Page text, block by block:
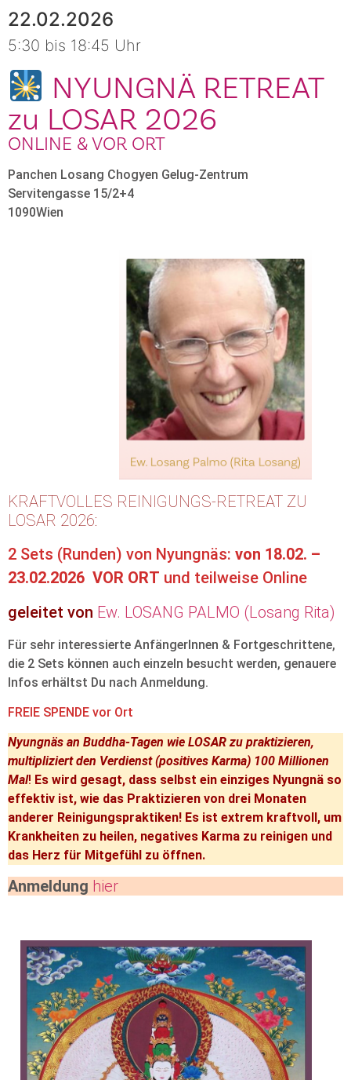
22.02.2026
5:30 bis 18:45 Uhr
NYUNGNÄ RETREAT
zu LOSAR 2026
ONLINE & VOR ORT
Panchen Losang Chogyen Gelug-Zentrum
Servitengasse 15/2+4
1090Wien
KRAFTVOLLES REINIGUNGS-RETREAT ZU
LOSAR 2026:
2 Sets (Runden) von Nyungnäs: von 18.02. –
23.02.2026 VOR ORT und teilweise Online
geleitet von Ew. LOSANG PALMO (Losang Rita)
Für sehr interessierte AnfängerInnen & Fortgeschrittene,
die 2 Sets können auch einzeln besucht werden, genauere
Infos erhältst Du nach Anmeldung.
FREIE SPENDE vor Ort
Nyungnäs an Buddha-Tagen wie LOSAR zu praktizieren,
multipliziert den Verdienst (positives Karma) 100 Millionen
Mal! Es wird gesagt, dass selbst ein einziges Nyungnä so
effektiv ist, wie das Praktizieren von drei Monaten
anderer Reinigungspraktiken! Es ist extrem kraftvoll, um
Krankheiten zu heilen, negatives Karma zu reinigen und
das Herz für Mitgefühl zu öffnen.
Anmeldung hier